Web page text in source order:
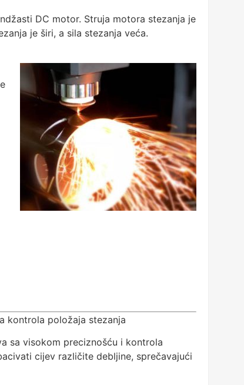
DC motor. Struja motora stezanja je
je širi, a sila stezanja veća.
kontrola položaja stezanja
sa visokom preciznošću i kontrola
​​cijev različite debljine, sprečavajući